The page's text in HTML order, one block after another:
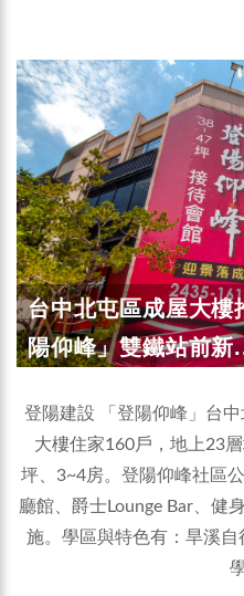
台中北屯區成屋大
陽仰峰」雙鐵站前新
登陽建設 「登陽仰峰」台
大樓住家160戶，地上23
坪、3~4房。登陽仰峰社區
廳館、爵士Lounge Bar、健
施。學區與特色有：旱溪